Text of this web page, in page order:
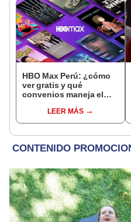
HBO Max Perú: ¿cómo
ver gratis y qué
convenios maneja el
LEER MÁS